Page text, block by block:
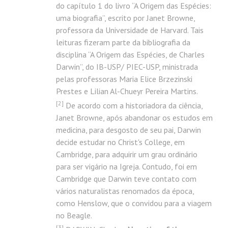
do capítulo 1 do livro “A Origem das Espécies:
uma biografia”, escrito por Janet Browne,
professora da Universidade de Harvard. Tais
leituras fizeram parte da bibliografia da
disciplina “A Origem das Espécies, de Charles
Darwin”, do IB-USP/ PIEC-USP, ministrada
pelas professoras Maria Elice Brzezinski
Prestes e Lilian Al-Chueyr Pereira Martins.
[2] De acordo com a historiadora da ciência,
Janet Browne, após abandonar os estudos em
medicina, para desgosto de seu pai, Darwin
decide estudar no Christ's College, em
Cambridge, para adquirir um grau ordinário
para ser vigário na Igreja. Contudo, foi em
Cambridge que Darwin teve contato com
vários naturalistas renomados da época,
como Henslow, que o convidou para a viagem
no Beagle.